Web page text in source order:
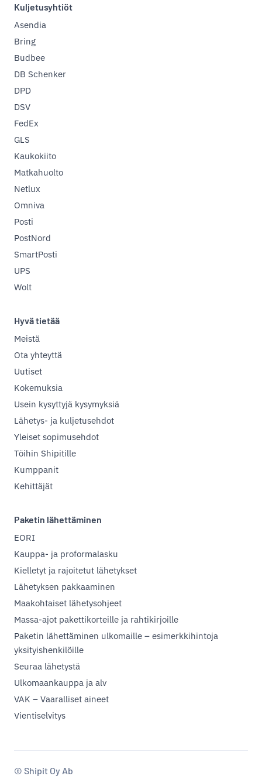
Kuljetusyhtiöt
Asendia
Bring
Budbee
DB Schenker
DPD
DSV
FedEx
GLS
Kaukokiito
Matkahuolto
Netlux
Omniva
Posti
PostNord
SmartPosti
UPS
Wolt
Hyvä tietää
Meistä
Ota yhteyttä
Uutiset
Kokemuksia
Usein kysyttyjä kysymyksiä
Lähetys- ja kuljetusehdot
Yleiset sopimusehdot
Töihin Shipitille
Kumppanit
Kehittäjät
Paketin lähettäminen
EORI
Kauppa- ja proformalasku
Kielletyt ja rajoitetut lähetykset
Lähetyksen pakkaaminen
Maakohtaiset lähetysohjeet
Massa-ajot pakettikorteille ja rahtikirjoille
Paketin lähettäminen ulkomaille – esimerkkihintoja
yksityishenkilöille
Seuraa lähetystä
Ulkomaankauppa ja alv
VAK – Vaaralliset aineet
Vientiselvitys
© Shipit Oy Ab